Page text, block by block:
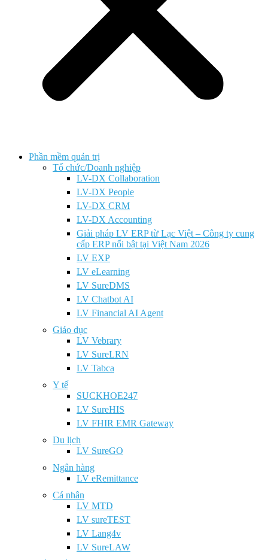
Phần mềm quản trị
Tổ chức/Doanh nghiệp
LV-DX Collaboration
LV-DX People
LV-DX CRM
LV-DX Accounting
Giải pháp LV ERP từ Lạc Việt – Công ty cung
cấp ERP nổi bật tại Việt Nam 2026
LV EXP
LV eLearning
LV SureDMS
LV Chatbot AI
LV Financial AI Agent
Giáo dục
LV Vebrary
LV SureLRN
LV Tabca
Y tế
SUCKHOE247
LV SureHIS
LV FHIR EMR Gateway
Du lịch
LV SureGO
Ngân hàng
LV eRemittance
Cá nhân
LV MTD
LV sureTEST
LV Lang4v
LV SureLAW